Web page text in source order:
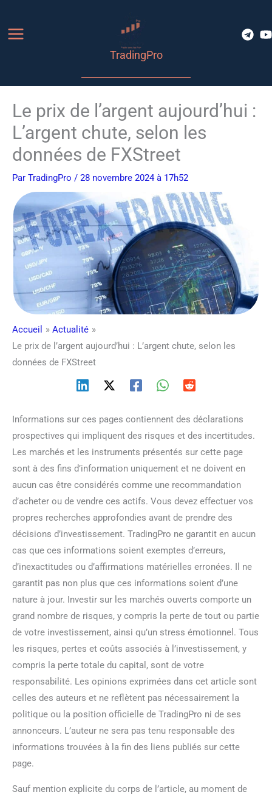
contenu
TradingPro
Le prix de l’argent aujourd’hui :
L’argent chute, selon les
données de FXStreet
Par TradingPro / 28 novembre 2024 à 17h52
Accueil
Actualité
Le prix de l’argent aujourd’hui : L’argent chute, selon les
données de FXStreet
Informations sur ces pages contiennent des déclarations
prospectives qui impliquent des risques et des incertitudes.
Les marchés et les instruments présentés sur cette page
sont à des fins d’information uniquement et ne doivent en
aucun cas être considérés comme une recommandation
d’acheter ou de vendre ces actifs. Vous devez effectuer vos
propres recherches approfondies avant de prendre des
décisions d’investissement. TradingPro ne garantit en aucun
cas que ces informations soient exemptes d’erreurs,
d’inexactitudes ou d’affirmations matérielles erronées. Il ne
garantit pas non plus que ces informations soient d’une
nature à jour. Investir sur les marchés ouverts comporte un
grand nombre de risques, y compris la perte de tout ou partie
de votre investissement, ainsi qu’un stress émotionnel. Tous
les risques, pertes et coûts associés à l’investissement, y
compris la perte totale du capital, sont de votre
responsabilité. Les opinions exprimées dans cet article sont
celles des auteurs et ne reflètent pas nécessairement la
politique ou la position officielle de TradingPro ni de ses
annonceurs. L’auteur ne sera pas tenu responsable des
informations trouvées à la fin des liens publiés sur cette
page.
Sauf mention explicite du corps de l’article, au moment de